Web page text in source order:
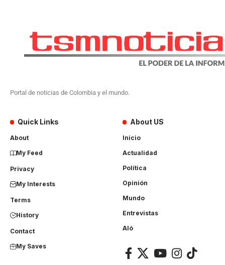
Portal de noticias de Colombia y el mundo.
Quick Links
About
My Feed
Privacy
My Interests
Terms
History
Contact
My Saves
About US
Inicio
Actualidad
Política
Opinión
Mundo
Entrevistas
Aló